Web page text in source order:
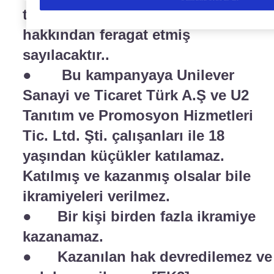
talihliler ikramiyelerini alama
hakkından feragat etmiş
sayılacaktır..
● Bu kampanyaya Unilever
Sanayi ve Ticaret Türk A.Ş ve U2
Tanıtım ve Promosyon Hizmetleri
Tic. Ltd. Şti. çalışanları ile 18
yaşından küçükler katılamaz.
Katılmış ve kazanmış olsalar bile
ikramiyeleri verilmez.
● Bir kişi birden fazla ikramiye
kazanamaz.
● Kazanılan hak devredilemez ve